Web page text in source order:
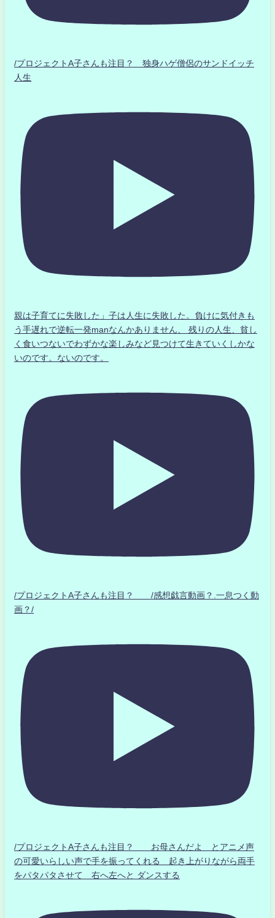
/プロジェクトA子さんも注目？ 独身ハゲ僧侶のサンドイッチ
人生
親は子育てに失敗した」子は人生に失敗した。負けに気付きも
う手遅れで逆転一発manなんかありません、 残りの人生、貧し
く食いつないでわずかな楽しみなど見つけて生きていくしかな
いのです。ないのです。
/プロジェクトA子さんも注目？ /感想戯言動画？.一息つく動
画？/
/プロジェクトA子さんも注目？ お母さんだよ とアニメ声
の可愛いらしい声で手を振ってくれる 起き上がりながら両手
をパタパタさせて 右へ左へと ダンスする